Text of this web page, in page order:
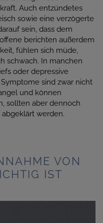
Auch entzündetes
sowie eine verzögerte
sein, dass dem
berichten außerdem
fühlen sich müde,
schwach. In manchen
oder depressive
sind zwar nicht
und können
sollten aber dennoch
werden.
VON
IST